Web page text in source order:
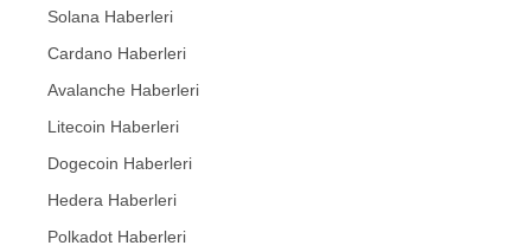
Solana Haberleri
Cardano Haberleri
Avalanche Haberleri
Litecoin Haberleri
Dogecoin Haberleri
Hedera Haberleri
Polkadot Haberleri